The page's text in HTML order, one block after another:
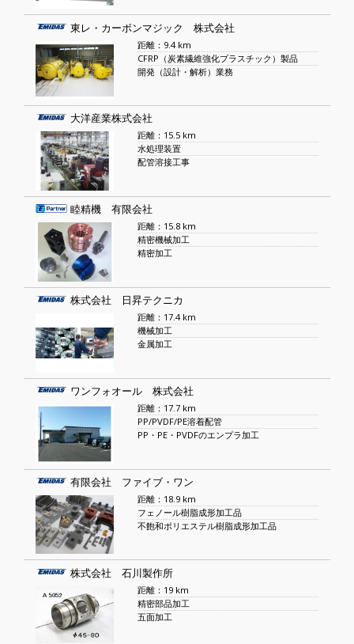
東レ・カーボンマジック 株式会社
距離：9.4 km
CFRP（炭素繊維強化プラスチック）製品
開発（設計・解析）業務
大洋産業株式会社
距離：15.5 km
水処理装置
配管溶接工事
睦精機 有限会社
距離：15.8 km
精密機械加工
精密加工
株式会社 日昇テクニカ
距離：17.4 km
機械加工
金属加工
ワンフォオール 株式会社
距離：17.7 km
PP/PVDF/PE溶着配管
PP・PE・PVDFのエンプラ加工
有限会社 ファイブ・ワン
距離：18.9 km
フェノール樹脂成形加工品
不飽和ポリエステル樹脂成形加工品
株式会社 石川製作所
距離：19 km
精密部品加工
五面加工